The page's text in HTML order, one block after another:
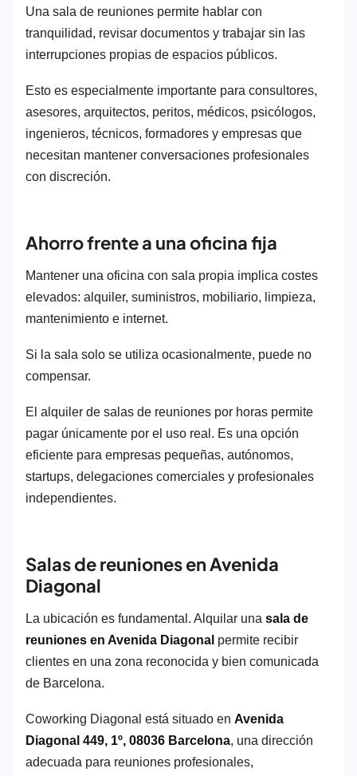
Una sala de reuniones permite hablar con
tranquilidad, revisar documentos y trabajar sin las
interrupciones propias de espacios públicos.
Esto es especialmente importante para consultores,
asesores, arquitectos, peritos, médicos, psicólogos,
ingenieros, técnicos, formadores y empresas que
necesitan mantener conversaciones profesionales
con discreción.
Ahorro frente a una oficina fija
Mantener una oficina con sala propia implica costes
elevados: alquiler, suministros, mobiliario, limpieza,
mantenimiento e internet.
Si la sala solo se utiliza ocasionalmente, puede no
compensar.
El alquiler de salas de reuniones por horas permite
pagar únicamente por el uso real. Es una opción
eficiente para empresas pequeñas, autónomos,
startups, delegaciones comerciales y profesionales
independientes.
Salas de reuniones en Avenida
Diagonal
La ubicación es fundamental. Alquilar una sala de
reuniones en Avenida Diagonal permite recibir
clientes en una zona reconocida y bien comunicada
de Barcelona.
Coworking Diagonal está situado en Avenida
Diagonal 449, 1º, 08036 Barcelona, una dirección
adecuada para reuniones profesionales,